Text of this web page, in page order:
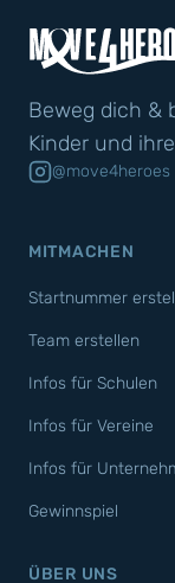
Beweg dich &
Kinder und
@move4heroes
MITMACHEN
Startnummer
Team erstellen
Infos für Schulen
Infos für Vereine
Infos für
Gewinnspiel
ÜBER UNS